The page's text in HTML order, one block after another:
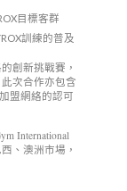
目標客群
訓練的普及
創新挑戰賽，
次合作亦包含
盟網絡的認可
International
、澳洲市場，